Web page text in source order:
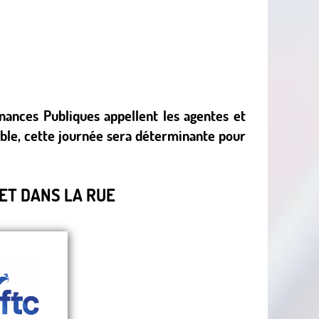
Publiques appellent les agentes et
cette journée sera déterminante pour
DANS LA RUE